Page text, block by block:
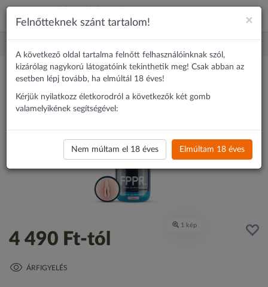
4 490 Ft-tól
ÁRFIGYELÉS
×
Felnőtteknek szánt tartalom!
A következő oldal tartalma felnőtt felhasználóinknak szól,
kizárólag nagykorú látogatóink tekinthetik meg! Csak abban az
esetben lépj tovább, ha elmúltál 18 éves!
Kérjük nyilatkozz életkorodról a következők két gomb
valamelyikének segítségével:
Nem múltam el 18 éves Elmúltam 18 éves